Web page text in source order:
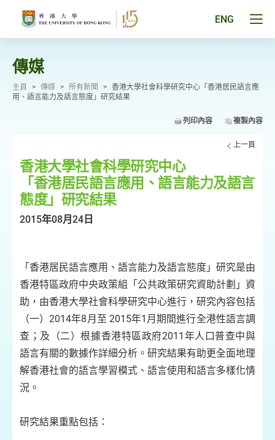
ENG
傳媒
主頁 > 傳媒 > 所有新聞 > 香港大學社會科學研究中心「香港居民語言應
用、語言能力及語言態度」研究結果
列印內容 複製內容
上一頁
香港大學社會科學研究中心
「香港居民語言應用、語言能力及語言
態度」研究結果
2015年08月24日
「 香港居民語言應用 、語言能力及語言態度」研究是由
香港特區政府中央政策組「公共政策研究資助計劃」資
助，由香港大學社會科學研究中心進行，研究內容包括
（一）2014年8月至 2015年1月期間進行全港性語言調
查；及（二）根據香港特區政府2011年人口普查中與
語言有關的數據作詳細分析。研究結果有助更全面地理
解香港社會的語言學習模式、語言使用和語言多樣化情
況。
研究結果重點包括：